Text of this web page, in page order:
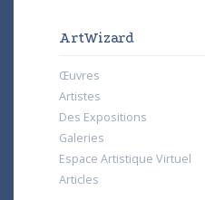
ArtWizard
Œuvres
Artistes
Des Expositions
Galeries
Espace Artistique Virtuel
Articles